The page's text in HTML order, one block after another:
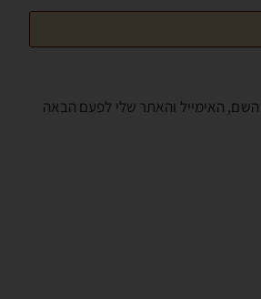
האימייל והאתר שלי לפעם הבאה